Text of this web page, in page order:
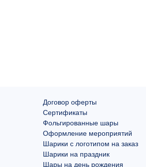
Договор оферты
Сертификаты
Фольгированные шары
Оформление мероприятий
Шарики с логотипом на заказ
Шарики на праздник
Шары на день рождения